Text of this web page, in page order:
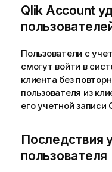
Qlik Account
Пользователи с
смогут войти в
клиента без
пользователя из
его учетной записи
Последствия
пользователя